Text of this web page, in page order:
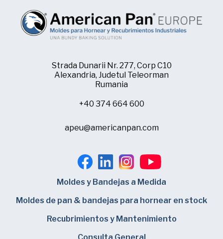
Strada Dunarii Nr. 277, Corp C10
Alexandria, Judetul Teleorman
Rumania
+40 374 664 600
apeu@americanpan.com
Moldes y Bandejas a Medida
Moldes de pan & bandejas para hornear en stock
Recubrimientos y Mantenimiento